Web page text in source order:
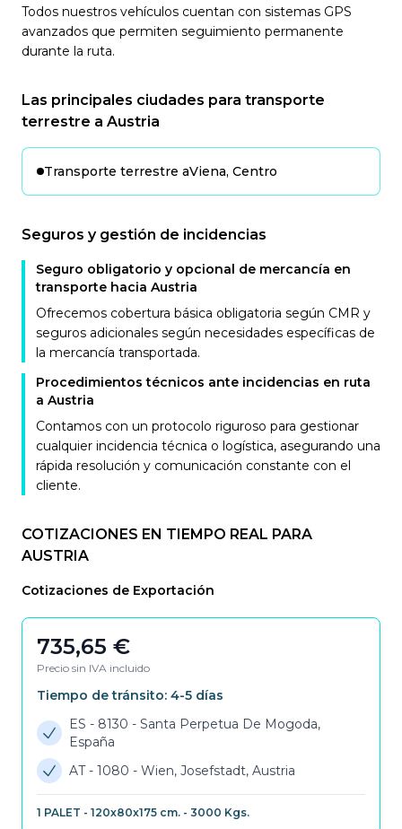
Todos nuestros vehículos cuentan con sistemas GPS
avanzados que permiten seguimiento permanente
durante la ruta.
Las principales ciudades para transporte
terrestre a Austria
Transporte terrestre aViena, Centro
Seguros y gestión de incidencias
Seguro obligatorio y opcional de mercancía en
transporte hacia Austria
Ofrecemos cobertura básica obligatoria según CMR y
seguros adicionales según necesidades específicas de
la mercancía transportada.
Procedimientos técnicos ante incidencias en ruta
a Austria
Contamos con un protocolo riguroso para gestionar
cualquier incidencia técnica o logística, asegurando una
rápida resolución y comunicación constante con el
cliente.
COTIZACIONES EN TIEMPO REAL PARA
AUSTRIA
Cotizaciones de Exportación
735,65 €
Precio sin IVA incluido
Tiempo de tránsito: 4-5 días
ES - 8130 - Santa Perpetua De Mogoda,
España
AT - 1080 - Wien, Josefstadt, Austria
1 PALET - 120x80x175 cm. - 3000 Kgs.